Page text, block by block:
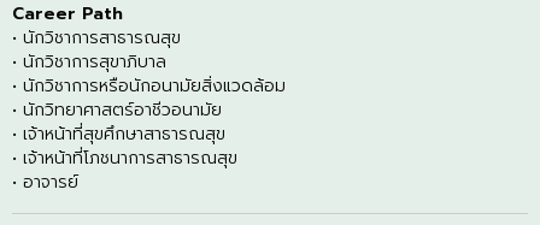
Career Path
• นักวิชาการสาธารณสุข
• นักวิชาการสุขาภิบาล
• นักวิชาการหรือนักอนามัยสิ่งแวดล้อม
• นักวิทยาศาสตร์อาชีวอนามัย
• เจ้าหน้าที่สุขศึกษาสาธารณสุข
• เจ้าหน้าที่โภชนาการสาธารณสุข
• อาจารย์